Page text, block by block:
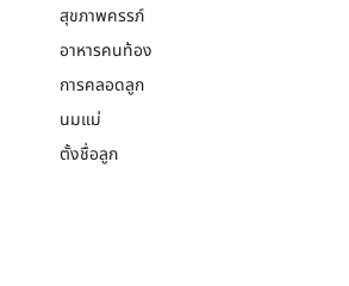
สุขภาพครรภ์
อาหารคนท้อง
การคลอดลูก
นมแม่
ตั้งชื่อลูก